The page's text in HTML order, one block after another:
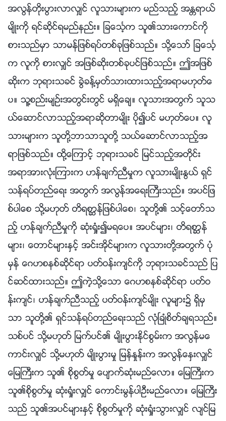
အလြန္တိုးပြားလာလွ်င္ လူသားမ်ားက မည္သည့္ အႏၲရာယ္
မ်ိဳးကို ရင္ဆိုင္ရမည္နည္း။ ျခေသၤ့က သူ၏သားေကာင္ကို
စားသည္မွာ သာမန္ျဖစ္ရပ္တစ္ခုျဖစ္သည္။ သို႔ေသာ္ ျခေသၤ့
က လူကို စားလွ်င္ အျဖစ္ဆိုးတစ္ခုပင္ျဖစ္သည္။ ဤအျဖစ္
ဆိုးက ဘုရားသခင္ ခြဲခန္႔မွတ္သားထားသည့္အရာမဟုတ္ေ
ပ။ သူ႔စည္းမ်ဥ္းအတြင္းတြင္ မရွိေခ်။ လူသားအတြက္ သူသ
ယ္ေဆာင္လာသည့္အရာဆိုတာမ်ိဳး ပို၍ပင္ မဟုတ္ေပ။ လူ
သားမ်ားက သူတို႔ဘာသာသူတို႔ သယ္ေဆာင္လာသည့္အ
ရာျဖစ္သည္။ ထို႔ေၾကာင့္ ဘုရားသခင္ ျမင္သည့္အတိုင္း
အရာအားလုံးၾကားက ဟန္ခ်က္ညီမႈက လူသားမ်ိဳးႏြယ္ ရွင္
သန္ရပ္တည္ေရး အတြက္ အလြန္အေရးႀကီးသည္။ အပင္ျဖ
စ္ပါေစ သို႔မဟုတ္ တိရစာၦန္ျဖစ္ပါေစ၊ သူတို႔၏ သင့္ေတာ္သ
ည့္ ဟန္ခ်က္ညီမႈကို ဆုံးရႈံး၍မရေပ။ အပင္မ်ား၊ တိရစာၦန္
မ်ား၊ ေတာင္မ်ားႏွင့္ အင္းအိုင္မ်ားက လူသားတို႔အတြက္ ပုံ
မွန္ ေဂဟစနစ္ဆိုင္ရာ ပတ္ဝန္းက်င္ကို ဘုရားသခင္သည္ ျပ
င္ဆင္ထားသည္။ ဤကဲ့သို႔ေသာ ေဂဟစနစ္ဆိုင္ရာ ပတ္ဝ
န္းက်င္၊ ဟန္ခ်က္ညီသည့္ ပတ္ဝန္းက်င္မ်ိဳး လူမ်ား၌ ရွိမွ
သာ သူတို႔၏ ရွင္သန္ရပ္တည္ေရးသည္ လုံၿခဳံစိတ္ခ်ရသည္။
သစ္ပင္ သို႔မဟုတ္ ျမက္ပင္၏ မ်ိဳးပြားႏိုင္စြမ္းက အလြန္မေ
ကာင္းလွ်င္ သို႔မဟုတ္ မ်ိဳးပြားမႈ ျမန္ႏႈန္းက အလြန္ေႏွးလွ်င္
ေျမႀကီးက သူ၏ စိုစြတ္မႈ ေပ်ာက္ဆုံးမည္ေလာ။ ေျမႀကီးက
သူ၏စိုစြတ္မႈ ဆုံးရႈံးလွ်င္ ေကာင္းမြန္ပါဦးမည္ေလာ။ ေျမႀကီး
သည္ သူ၏အပင္မ်ားႏွင့္ စိုစြတ္မႈကို ဆုံးရႈံးသြားလွ်င္ လ်င္ျမ